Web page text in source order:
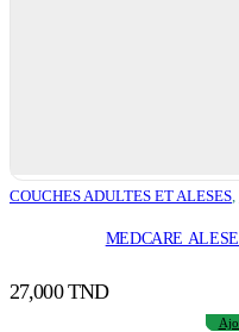
COUCHES ADULTES ET ALESES
MEDCARE
27,000TND